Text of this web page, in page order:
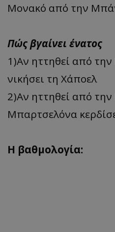
Μονακό από την
Πώς βγαίνει ένατος
1)Αν ηττηθεί από
νικήσει τη Χάποελ
2)Αν ηττηθεί από την
Μπαρτσελόνα
Η βαθμολογία: